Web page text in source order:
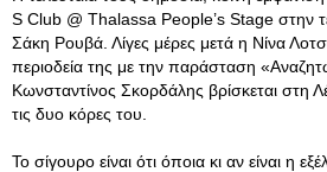
S Club @ Thalassa People’s Stage στην
Σάκη Ρουβά. Λίγες μέρες μετά η Νίνα
περιοδεία της με την παράσταση
Κωνσταντίνος Σκορδάλης βρίσκεται στη
τις δυο κόρες του.
Το σίγουρο είναι ότι όποια κι αν είναι η